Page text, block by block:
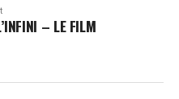
– LE FILM